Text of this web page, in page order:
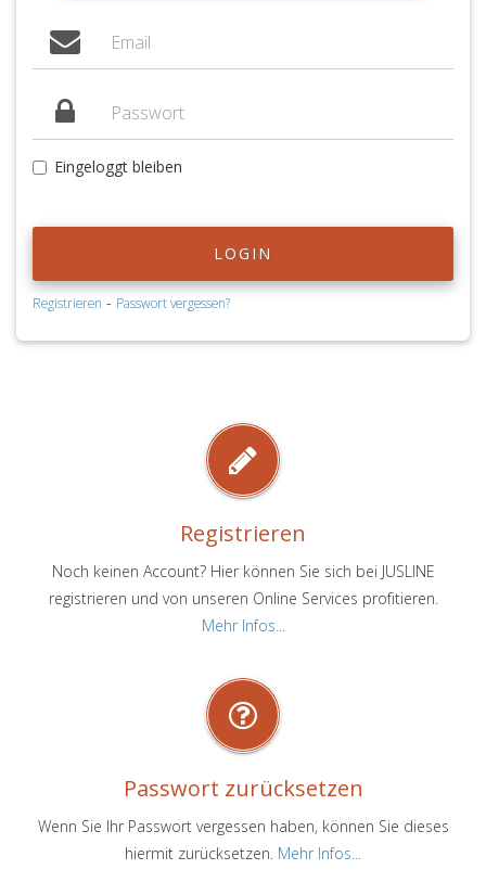
Eingeloggt bleiben
LOGIN
Registrieren - Passwort vergessen?
Registrieren
Noch keinen Account? Hier können Sie sich bei JUSLINE
registrieren und von unseren Online Services profitieren.
Mehr Infos...
Passwort zurücksetzen
Wenn Sie Ihr Passwort vergessen haben, können Sie dieses
hiermit zurücksetzen. Mehr Infos...